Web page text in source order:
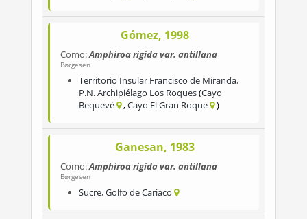
Gómez, 1998
Como:Amphiroa rigida var. antillana
Børgesen
Territorio Insular Francisco de Miranda,
P.N. Archipiélago Los Roques Cayo
Bequevé
Cayo El Gran Roque
Ganesan, 1983
Como:Amphiroa rigida var. antillana
Børgesen
Sucre,Golfo de Cariaco